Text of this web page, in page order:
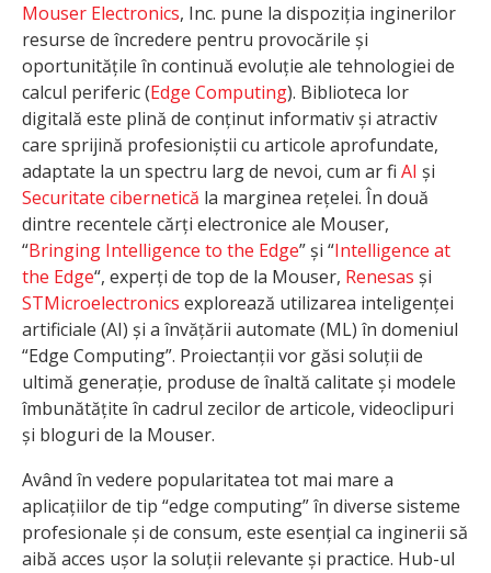
Mouser Electronics, Inc. pune la dispoziția inginerilor
resurse de încredere pentru provocările și
oportunitățile în continuă evoluție ale tehnologiei de
calcul periferic (Edge Computing). Biblioteca lor
digitală este plină de conținut informativ și atractiv
care sprijină profesioniștii cu articole aprofundate,
adaptate la un spectru larg de nevoi, cum ar fi AI și
Securitate cibernetică la marginea rețelei. În două
dintre recentele cărți electronice ale Mouser,
“Bringing Intelligence to the Edge” și “Intelligence at
the Edge“, experți de top de la Mouser, Renesas și
STMicroelectronics explorează utilizarea inteligenței
artificiale (AI) și a învățării automate (ML) în domeniul
“Edge Computing”. Proiectanții vor găsi soluții de
ultimă generație, produse de înaltă calitate și modele
îmbunătățite în cadrul zecilor de articole, videoclipuri
și bloguri de la Mouser.
Având în vedere popularitatea tot mai mare a
aplicațiilor de tip “edge computing” în diverse sisteme
profesionale și de consum, este esențial ca inginerii să
aibă acces ușor la soluții relevante și practice. Hub-ul